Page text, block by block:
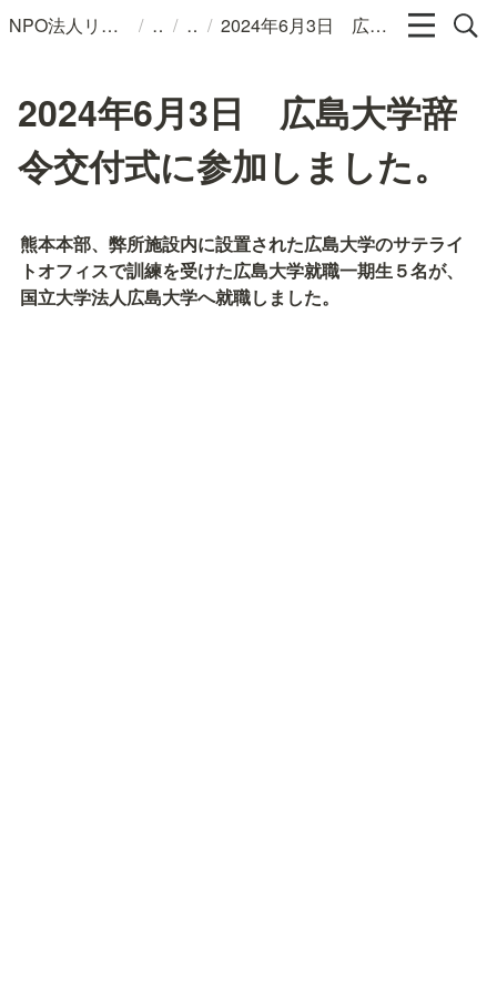
NPO法人リンパカフェ / / / 2024年6月3日 広島大学辞令交付式に参加しました。
2024年6月3日 広島大学辞
令交付式に参加しました。
熊本本部、弊所施設内に設置された広島大学のサテライ
トオフィスで訓練を受けた広島大学就職一期生５名が、
国立大学法人広島大学へ就職しました。